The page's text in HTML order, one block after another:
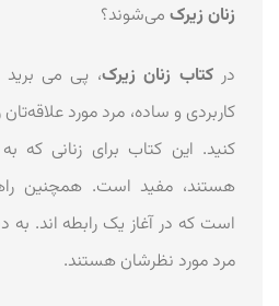
زنان زیرک می‌شوند؟
در کتاب زنان زیرک، پی می برید
کاربردی و ساده، مرد مورد
کنید. این کتاب برای زنانی که
هستند، مفید است. همچنین
است که در آغاز یک رابطه اند. به‌
مرد مورد نظرشان هستند.